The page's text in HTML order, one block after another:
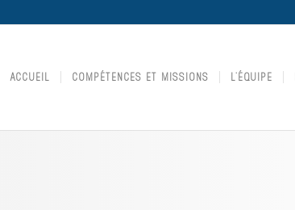
ACCUEIL COMPÉTENCES ET MISSIONS L’ÉQUIPE